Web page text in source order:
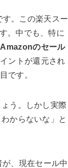
。この楽天スー
。中でも、特に
Amazonのセール
ントが還元され
です。
う。しかし実際
からないな」と
、現在セール中